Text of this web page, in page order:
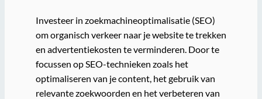
Investeer in zoekmachineoptimalisatie (SEO)
om organisch verkeer naar je website te trekken
en advertentiekosten te verminderen. Door te
focussen op SEO-technieken zoals het
optimaliseren van je content, het gebruik van
relevante zoekwoorden en het verbeteren van